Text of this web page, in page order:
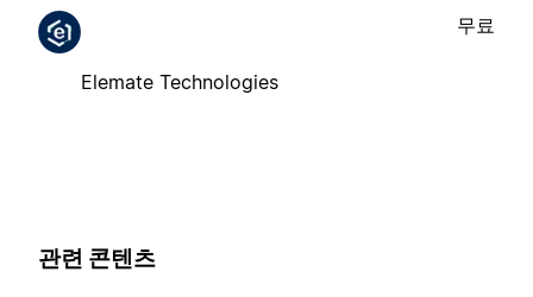
Elemate Technologies
무료
관련 콘텐츠